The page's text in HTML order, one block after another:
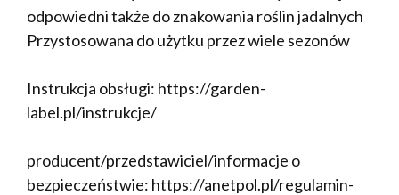
odpowiedni także do znakowania roślin jadalnych
Przystosowana do użytku przez wiele sezonów
Instrukcja obsługi: https://garden-
label.pl/instrukcje/
producent/przedstawiciel/informacje o
bezpieczeństwie: https://anetpol.pl/regulamin-